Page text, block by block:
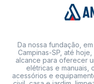
Da nossa fundação,
Campinas-SP, até
alcance para oferecer
elétricas e manuais,
acessórios e